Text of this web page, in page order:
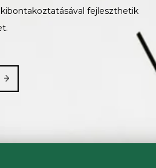
fejleszthetik